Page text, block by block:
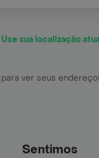
Use sua localização
para ver seus
Sentimos